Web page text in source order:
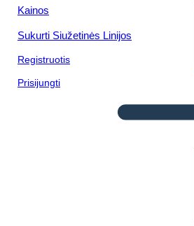
Kainos
Sukurti Siužetinės Linijos
Registruotis
Prisijungti
Panda